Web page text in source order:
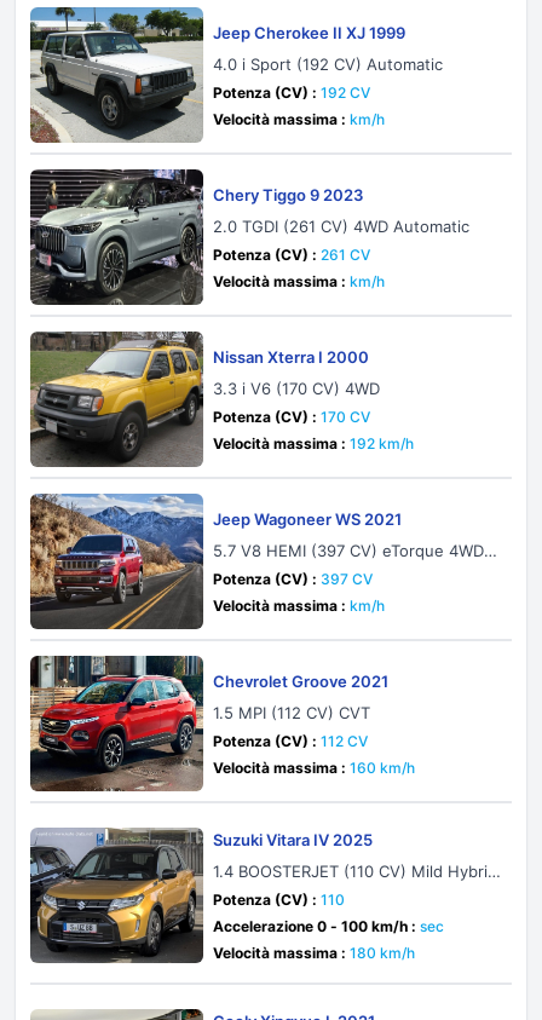
Jeep Cherokee II XJ 1999
4.0 i Sport (192 CV) Automatic
Potenza (CV) : 192 CV
Velocità massima : km/h
Chery Tiggo 9 2023
2.0 TGDI (261 CV) 4WD Automatic
Potenza (CV) : 261 CV
Velocità massima : km/h
Nissan Xterra I 2000
3.3 i V6 (170 CV) 4WD
Potenza (CV) : 170 CV
Velocità massima : 192 km/h
Jeep Wagoneer WS 2021
5.7 V8 HEMI (397 CV) eTorque 4WD T
orqueFlite
Potenza (CV) : 397 CV
Velocità massima : km/h
Chevrolet Groove 2021
1.5 MPI (112 CV) CVT
Potenza (CV) : 112 CV
Velocità massima : 160 km/h
Suzuki Vitara IV 2025
1.4 BOOSTERJET (110 CV) Mild Hybrid
ALLGRIP
Potenza (CV) : 110
Accelerazione 0 - 100 km/h : sec
Velocità massima : 180 km/h